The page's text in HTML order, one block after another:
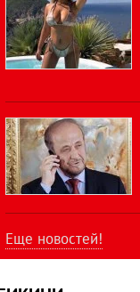
Еще новостей!